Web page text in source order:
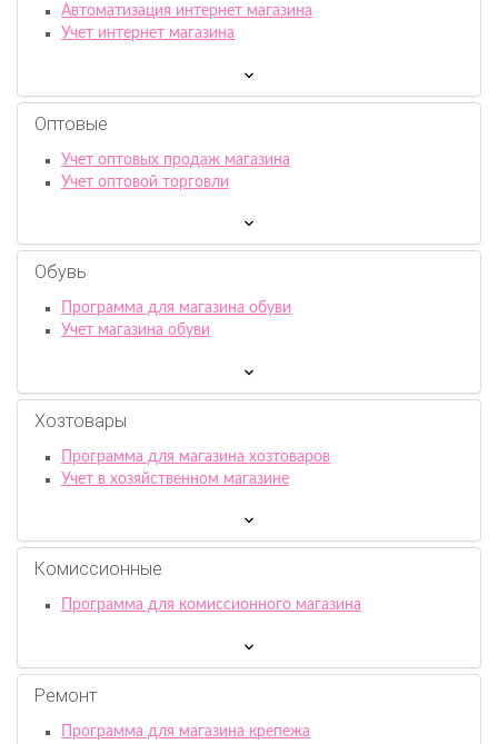
Автоматизация интернет магазина
Учет интернет магазина
Оптовые
Учет оптовых продаж магазина
Учет оптовой торговли
Обувь
Программа для магазина обуви
Учет магазина обуви
Хозтовары
Программа для магазина хозтоваров
Учет в хозяйственном магазине
Комиссионныe
Программа для комиссионного магазина
Ремонт
Программа для магазина крепежа